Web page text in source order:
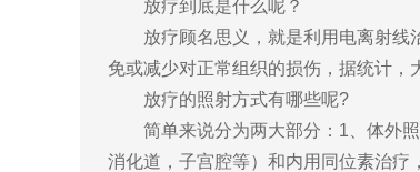
放疗到底是什么呢？
放疗顾名思义，就是利用电离射线治
免或减少对正常组织的损伤，据统计，
放疗的照射方式有哪些呢?
简单来说分为两大部分：1、体外照
消化道，子宫腔等）和内用同位素治疗